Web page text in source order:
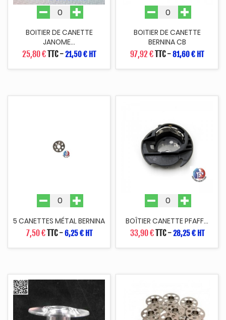
BOITIER DE CANETTE
JANOME...
25,80 €TTC-21,50 € HT
BOITIER DE CANETTE
BERNINA CB
97,92 €TTC-81,60 € HT
5 CANETTES MÉTAL BERNINA
7,50 €TTC-6,25 € HT
BOÎTIER CANETTE PFAFF...
33,90 €TTC-28,25 € HT